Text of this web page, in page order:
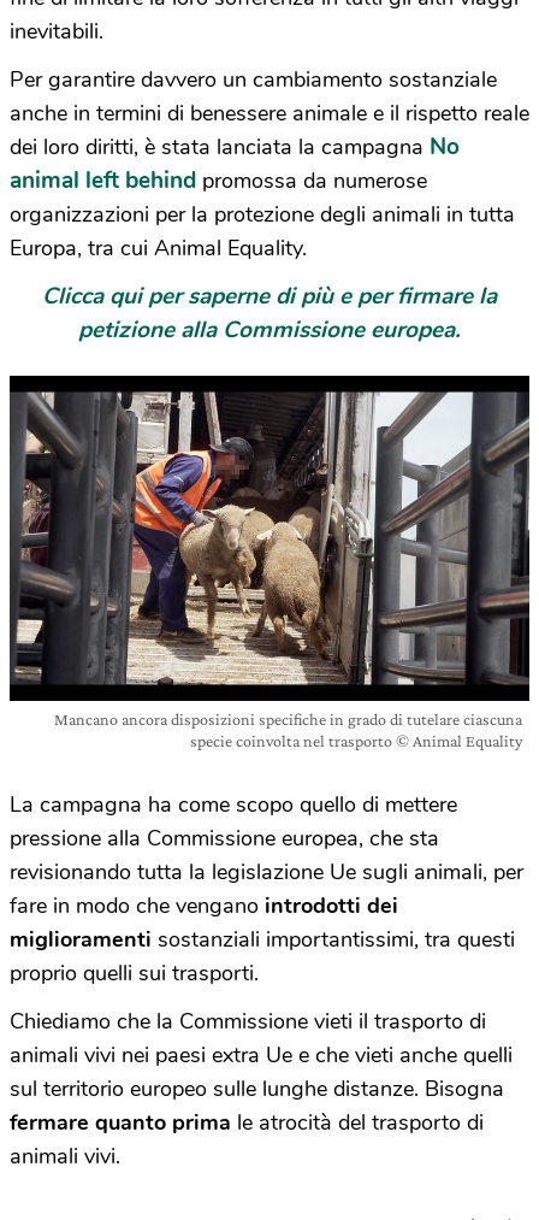
inevitabili.
Per garantire davvero un cambiamento sostanziale
anche in termini di benessere animale e il rispetto reale
dei loro diritti, è stata lanciata la campagna No
animal left behind promossa da numerose
organizzazioni per la protezione degli animali in tutta
Europa, tra cui Animal Equality.
Clicca qui per saperne di più e per firmare la
petizione alla Commissione europea.
Mancano ancora disposizioni specifiche in grado di tutelare ciascuna
specie coinvolta nel trasporto © Animal Equality
La campagna ha come scopo quello di mettere
pressione alla Commissione europea, che sta
revisionando tutta la legislazione Ue sugli animali, per
fare in modo che vengano introdotti dei
miglioramenti sostanziali importantissimi, tra questi
proprio quelli sui trasporti.
Chiediamo che la Commissione vieti il trasporto di
animali vivi nei paesi extra Ue e che vieti anche quelli
sul territorio europeo sulle lunghe distanze. Bisogna
fermare quanto prima le atrocità del trasporto di
animali vivi.